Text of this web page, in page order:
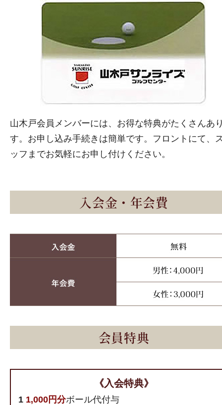
山木戸会員メンバーには、お得な特典がたくさんあ
す。お申し込み手続きは簡単です。フロントにて、
ッフまでお気軽にお申し付けください。
入会金・年会費
会員特典
《入会特典》
1 1,000円分ボール代付与